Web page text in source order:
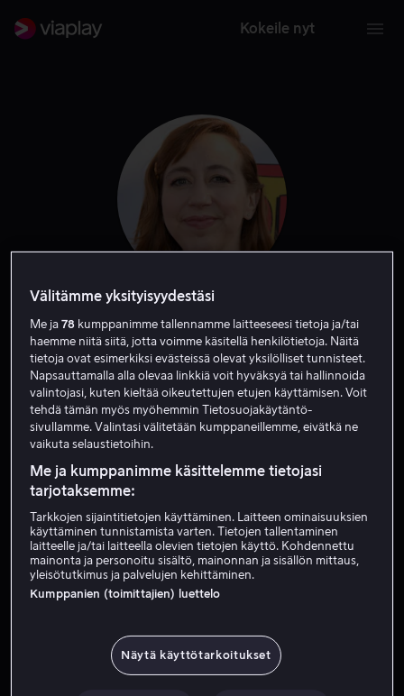
Kokeile nyt
Kristen Schaal
Ääni Näyttelijä Vieras
Pian tulossa Alk. 4,49 €
Välitämme yksityisyydestäsi
Me ja78 kumppanimme tallennamme laitteeseesi tietoja ja/tai
haemme niitä siitä, jotta voimme käsitellä henkilötietoja. Näitä
tietoja ovat esimerkiksi evästeissä olevat yksilölliset tunnisteet.
Napsauttamalla alla olevaa linkkiä voit hyväksyä tai hallinnoida
valintojasi, kuten kieltää oikeutettujen etujen käyttämisen. Voit
tehdä tämän myös myöhemmin Tietosuojakäytäntö-
sivullamme. Valintasi välitetään kumppaneillemme, eivätkä ne
vaikuta selaustietoihin.
Me ja kumppanimme käsittelemme tietojasi
tarjotaksemme:
Tarkkojen sijaintitietojen käyttäminen. Laitteen ominaisuuksien
käyttäminen tunnistamista varten. Tietojen tallentaminen
laitteelle ja/tai laitteella olevien tietojen käyttö. Kohdennettu
mainonta ja personoitu sisältö, mainonnan ja sisällön mittaus,
yleisötutkimus ja palvelujen kehittäminen.
Kumppanien (toimittajien) luettelo
Näytä käyttötarkoitukset